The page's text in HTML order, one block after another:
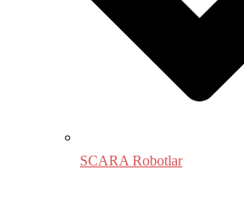
SCARA Robotlar